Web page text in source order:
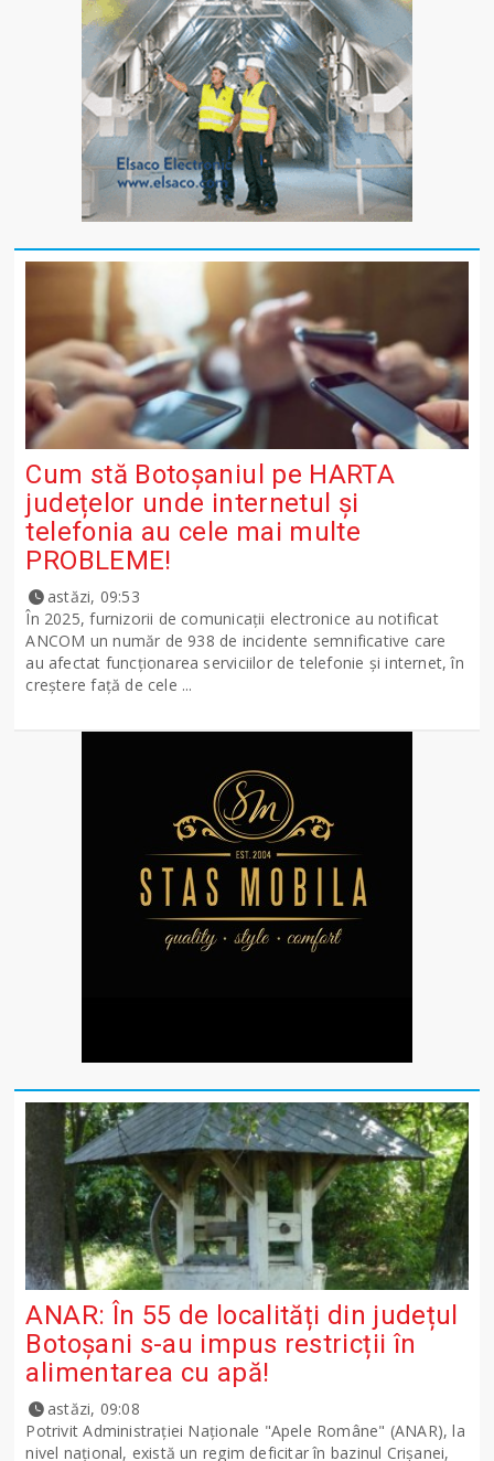
Cum stă Botoșaniul pe HARTA
județelor unde internetul și
telefonia au cele mai multe
PROBLEME!
astăzi, 09:53
În 2025, furnizorii de comunicații electronice au notificat
ANCOM un număr de 938 de incidente semnificative care
au afectat funcționarea serviciilor de telefonie și internet, în
creștere față de cele ...
ANAR: În 55 de localități din județul
Botoșani s-au impus restricții în
alimentarea cu apă!
astăzi, 09:08
Potrivit Administraţiei Naţionale "Apele Române" (ANAR), la
nivel naţional, există un regim deficitar în bazinul Crişanei,